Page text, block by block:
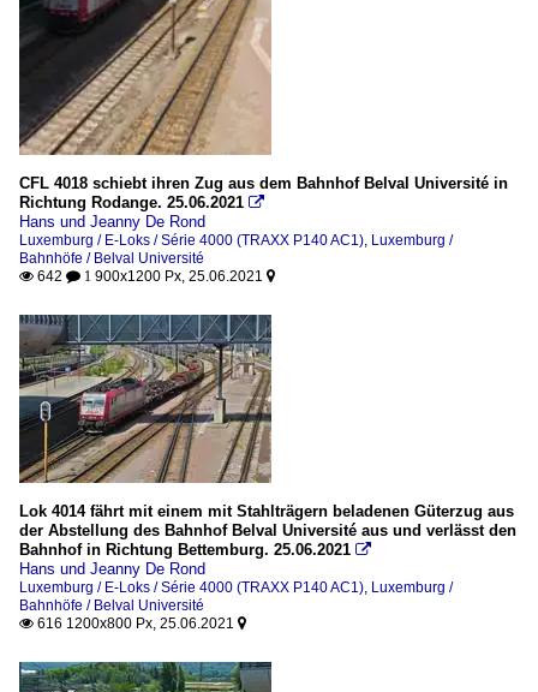
CFL 4018 schiebt ihren Zug aus dem Bahnhof Belval Université in
Richtung Rodange. 25.06.2021 
Hans und Jeanny De Rond
Luxemburg / E-Loks / Série 4000 (TRAXX P140 AC1), Luxemburg /
Bahnhöfe / Belval Université
 642  1 900x1200 Px, 25.06.2021 
Lok 4014 fährt mit einem mit Stahlträgern beladenen Güterzug aus
der Abstellung des Bahnhof Belval Université aus und verlässt den
Bahnhof in Richtung Bettemburg. 25.06.2021 
Hans und Jeanny De Rond
Luxemburg / E-Loks / Série 4000 (TRAXX P140 AC1), Luxemburg /
Bahnhöfe / Belval Université
 616 1200x800 Px, 25.06.2021 